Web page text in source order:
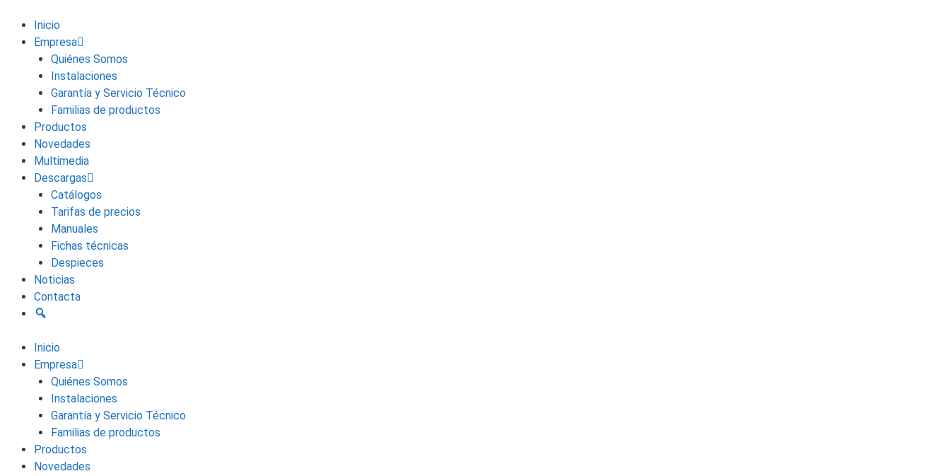
contenido
Inicio
Empresa
Quiénes Somos
Instalaciones
Garantía y Servicio Técnico
Familias de productos
Productos
Novedades
Multimedia
Descargas
Catálogos
Tarifas de precios
Manuales
Fichas técnicas
Despieces
Noticias
Contacta
Inicio
Empresa
Quiénes Somos
Instalaciones
Garantía y Servicio Técnico
Familias de productos
Productos
Novedades